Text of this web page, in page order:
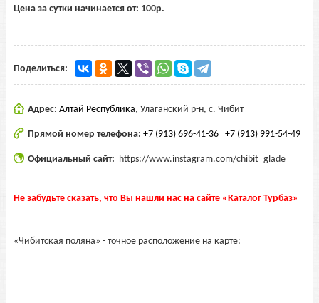
Цена за сутки начинается от: 100р.
Поделиться:
Адрес: Алтай Республика, Улаганский р-н, с. Чибит
Прямой номер телефона: +7 (913) 696-41-36 +7 (913) 991-54-49
Официальный сайт: https://www.instagram.com/chibit_glade
Не забудьте сказать, что Вы нашли нас на сайте «Каталог Турбаз»
«Чибитская поляна» - точное расположение на карте: